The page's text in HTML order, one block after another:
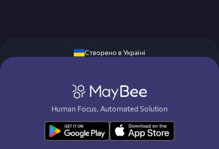
Створено в Україні
Human Focus. Automated Solution